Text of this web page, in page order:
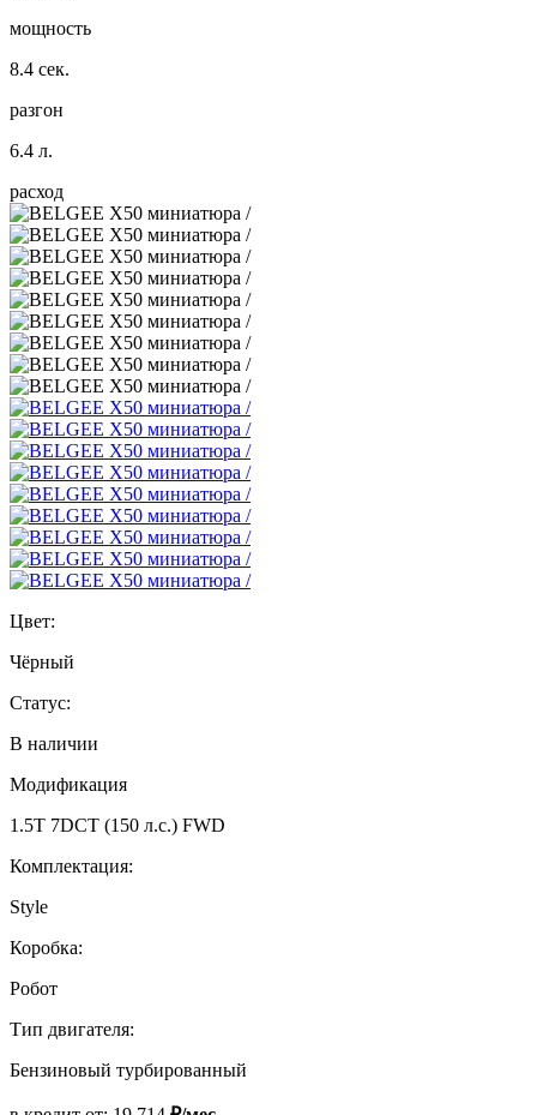
мощность
8.4 сек.
разгон
6.4 л.
расход
Цвет:
Чёрный
Статус:
В наличии
Модификация
1.5T 7DCT (150 л.с.) FWD
Комплектация:
Style
Коробка:
Робот
Тип двигателя:
Бензиновый турбированный